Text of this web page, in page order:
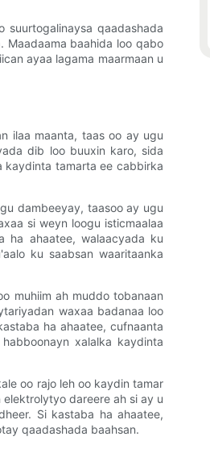
qaadashada
Maadaama baahida loo qabo
ayaa lagama maarmaan u
ilaa maanta, taas oo ay ugu
dib loo buuxin karo, sida
kaydinta tamarta ee cabbirka
dambeeyay, taasoo ay ugu
si weyn loogu isticmaalaa
ha ahaatee, walaacyada ku
ku saabsan waaritaanka
muhiim ah muddo tobanaan
waxaa badanaa loo
ha ahaatee, cufnaanta
xalalka kaydinta
oo rajo leh oo kaydin tamar
dareere ah si ay u
Si kastaba ha ahaatee,
qaadashada baahsan.